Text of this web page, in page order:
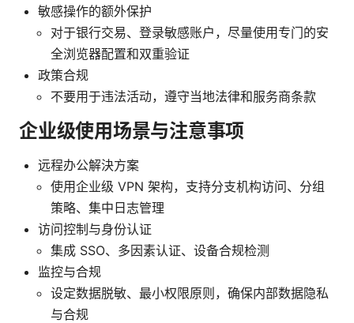
敏感操作的额外保护
对于银行交易、登录敏感账户，尽量使用专门的安
全浏览器配置和双重验证
政策合规
不要用于违法活动，遵守当地法律和服务商条款
企业级使用场景与注意事项
远程办公解決方案
使用企业级 VPN 架构，支持分支机构访问、分组
策略、集中日志管理
访问控制与身份认证
集成 SSO、多因素认证、设备合规检测
监控与合规
设定数据脱敏、最小权限原则，确保内部数据隐私
与合规